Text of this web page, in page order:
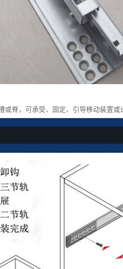
脊，可承受、固定、引导移动装置或